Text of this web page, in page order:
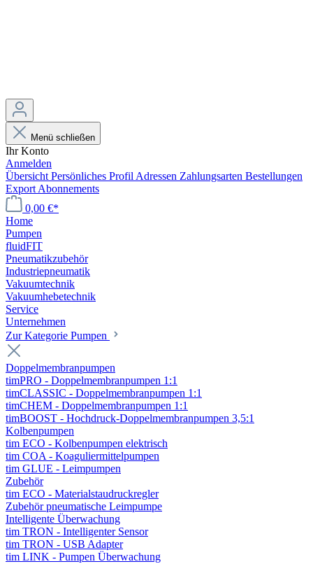
Menü schließen
Ihr Konto
Anmelden
Übersicht Persönliches Profil Adressen Zahlungsarten Bestellungen
Export Abonnements
0,00 €*
Home
Pumpen
fluidFIT
Pneumatikzubehör
Industriepneumatik
Vakuumtechnik
Vakuumhebetechnik
Service
Unternehmen
Zur Kategorie Pumpen
Doppelmembranpumpen
timPRO - Doppelmembranpumpen 1:1
timCLASSIC - Doppelmembranpumpen 1:1
timCHEM - Doppelmembranpumpen 1:1
timBOOST - Hochdruck-Doppelmembranpumpen 3,5:1
Kolbenpumpen
tim ECO - Kolbenpumpen elektrisch
tim COA - Koaguliermittelpumpen
tim GLUE - Leimpumpen
Zubehör
tim ECO - Materialstaudruckregler
Zubehör pneumatische Leimpumpe
Intelligente Überwachung
tim TRON - Intelligenter Sensor
tim TRON - USB Adapter
tim LINK - Pumpen Überwachung